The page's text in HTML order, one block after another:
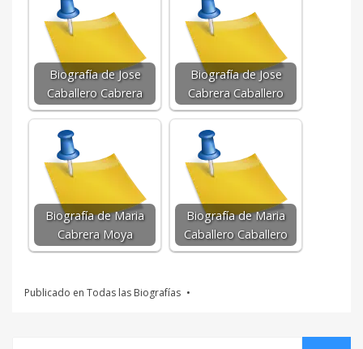
Biografía de Jose
Caballero Cabrera
Biografía de Jose
Cabrera Caballero
Biografía de Maria
Cabrera Moya
Biografía de Maria
Caballero Caballero
Publicado en Todas las Biografías